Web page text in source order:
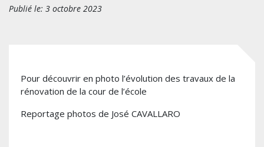
Publié le: 3 octobre 2023
Pour découvrir en photo l’évolution des travaux de la
rénovation de la cour de l’école
Reportage photos de José CAVALLARO